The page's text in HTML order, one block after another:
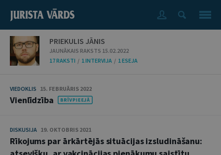
PRIEKULIS JĀNIS
JAUNĀKAIS RAKSTS 15.02.2022
17 RAKSTI / 1 INTERVIJA / 1 ESEJA
VIEDOKLIS 15. FEBRUĀRIS 2022
Vienlīdzība
DISKUSIJA 19. OKTOBRIS 2021
Rīkojums par ārkārtējās situācijas izsludināšanu: